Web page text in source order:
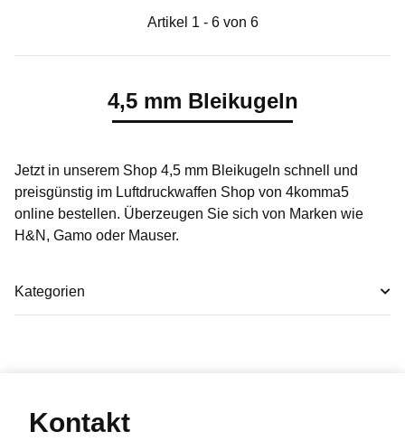
Artikel 1 - 6 von 6
4,5 mm Bleikugeln
Jetzt in unserem Shop 4,5 mm Bleikugeln schnell und
preisgünstig im Luftdruckwaffen Shop von 4komma5
online bestellen. Überzeugen Sie sich von Marken wie
H&N, Gamo oder Mauser.
Kategorien
Kontakt